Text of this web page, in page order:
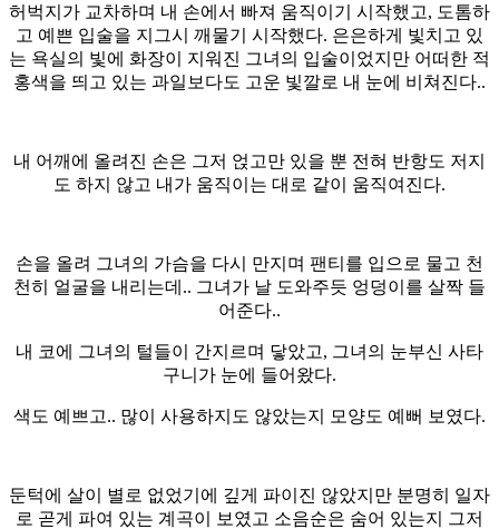
허벅지가 교차하며 내 손에서 빠져 움직이기 시작했고, 도톰하
고 예쁜 입술을 지그시 깨물기 시작했다. 은은하게 빛치고 있
는 욕실의 빛에 화장이 지워진 그녀의 입술이었지만 어떠한 적
홍색을 띄고 있는 과일보다도 고운 빛깔로 내 눈에 비쳐진다..
내 어깨에 올려진 손은 그저 얹고만 있을 뿐 전혀 반항도 저지
도 하지 않고 내가 움직이는 대로 같이 움직여진다.
손을 올려 그녀의 가슴을 다시 만지며 팬티를 입으로 물고 천
천히 얼굴을 내리는데.. 그녀가 날 도와주듯 엉덩이를 살짝 들
어준다..
내 코에 그녀의 털들이 간지르며 닿았고, 그녀의 눈부신 사타
구니가 눈에 들어왔다.
색도 예쁘고.. 많이 사용하지도 않았는지 모양도 예뻐 보였다.
둔턱에 살이 별로 없었기에 깊게 파이진 않았지만 분명히 일자
로 곧게 파여 있는 계곡이 보였고 소음순은 숨어 있는지 그저